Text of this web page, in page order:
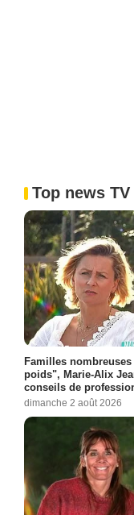
Top news
Familles
poids", Marie-Alix
conseils de
dimanche 2 août 2026